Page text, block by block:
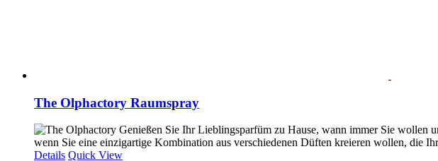
The Olphactory Raumspray
Genießen Sie Ihr Lieblingsparfüm zu Hause, wann immer Sie wollen
wenn Sie eine einzigartige Kombination aus verschiedenen Düften kreieren wollen, die
Details Quick View